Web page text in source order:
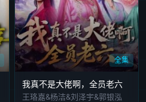
全集
我真不是大佬啊，全员老六
王珞嘉&杨洁&刘泽宇&郭银泓